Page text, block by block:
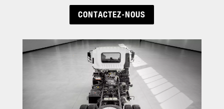
CONTACTEZ-NOUS